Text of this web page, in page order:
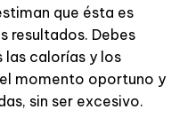
que ésta es
resultados. Debes
las calorías y los
momento oportuno y
sin ser excesivo.